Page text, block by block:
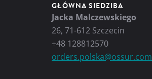
GŁÓWNA SIEDZIBA
Jacka Malczewskiego
26, 71-612 Szczecin
+48 128812570
orders.polska@ossur.com